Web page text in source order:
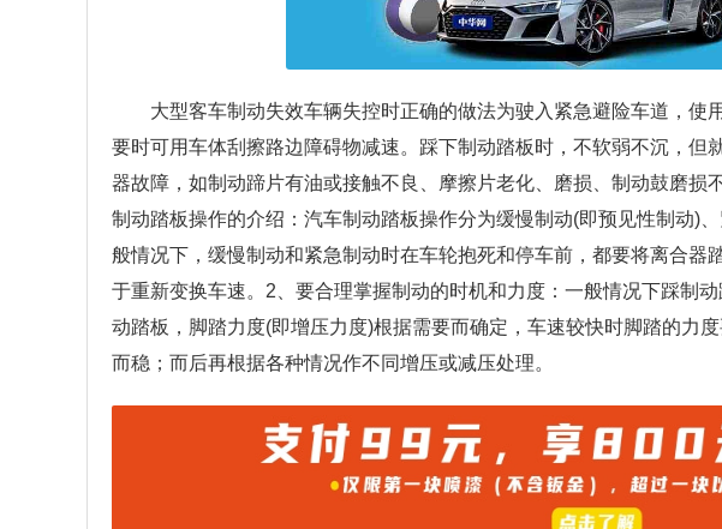
大型客车制动失效车辆失控时正确的做法为驶入紧急避险车道，使
要时可用车体刮擦路边障碍物减速。踩下制动踏板时，不软弱不沉，但
器故障，如制动蹄片有油或接触不良、摩擦片老化、磨损、制动鼓磨损
制动踏板操作的介绍：汽车制动踏板操作分为缓慢制动(即预见性制动)
般情况下，缓慢制动和紧急制动时在车轮抱死和停车前，都要将离合器
于重新变换车速。2、要合理掌握制动的时机和力度：一般情况下踩制
动踏板，脚踏力度(即增压力度)根据需要而确定，车速较快时脚踏的力
而稳；而后再根据各种情况作不同增压或减压处理。